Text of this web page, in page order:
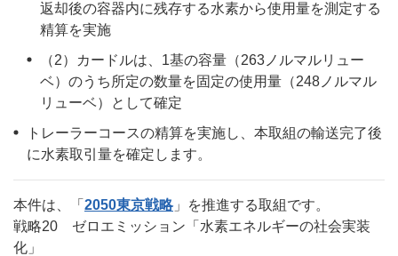
返却後の容器内に残存する水素から使用量を測定する
精算を実施
（2）カードルは、1基の容量（263ノルマルリュー
ベ）のうち所定の数量を固定の使用量（248ノルマル
リューベ）として確定
トレーラーコースの精算を実施し、本取組の輸送完了後
に水素取引量を確定します。
本件は、「 2050東京戦略」を推進する取組です。
戦略20 ゼロエミッション「水素エネルギーの社会実装
化」